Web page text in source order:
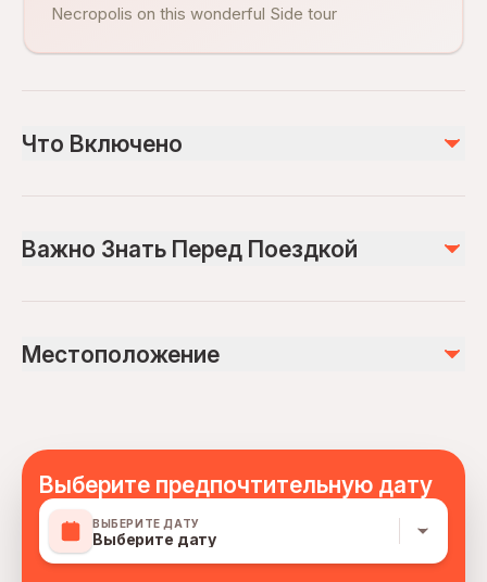
Necropolis on this wonderful Side tour
Что Включено
Air-conditioned vehicle
Entrance fees to Pamukkale, Cleopatra’s Pool, Necropolis
and Hierapolis
Важно Знать Перед Поездкой
Infants are required to sit on an adult’s lap
All areas and surfaces are wheelchair accessible
Suitable for all physical fitness levels
Mobile or paper ticket accepted
Местоположение
Выберите предпочтительную дату
ВЫБЕРИТЕ ДАТУ
Выберите дату